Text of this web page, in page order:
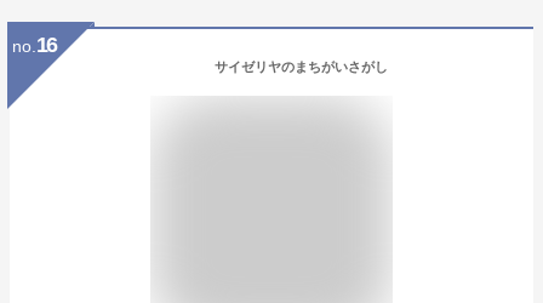
no. 16
サイゼリヤのまちがいさがし